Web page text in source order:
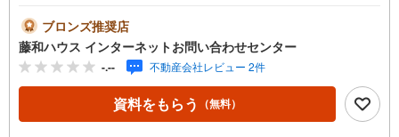
ブロンズ推奨店
藤和ハウス インターネットお問い合わせセンター
-.-- 不動産会社レビュー 2件
資料をもらう （無料）